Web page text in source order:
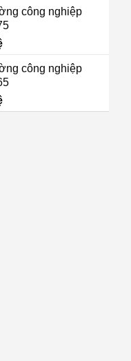
₫.
tại
công nghiệp
công nghiệp